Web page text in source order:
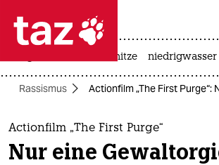
 taz zahl ich
taz zahl ich
themen
politik
hitze niedrigwasser
Rassismus Actionfilm „The First Purge“:
Actionfilm „The First Purge“
Nur eine